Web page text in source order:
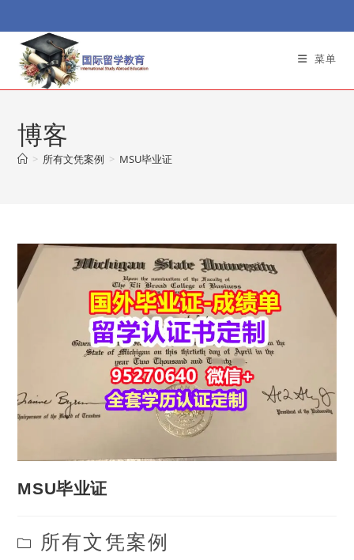
to
content
菜单
博客
> 所有文凭案例 > MSU毕业证
MSU毕业证
Post
category:
所有文凭案例